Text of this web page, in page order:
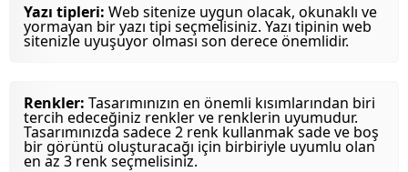
Yazı tipleri: Web sitenize uygun olacak, okunaklı ve
yormayan bir yazı tipi seçmelisiniz. Yazı tipinin web
sitenizle uyuşuyor olması son derece önemlidir.
Renkler: Tasarımınızın en önemli kısımlarından biri
tercih edeceğiniz renkler ve renklerin uyumudur.
Tasarımınızda sadece 2 renk kullanmak sade ve boş
bir görüntü oluşturacağı için birbiriyle uyumlu olan
en az 3 renk seçmelisiniz.